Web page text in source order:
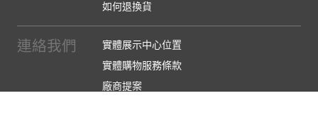
如何退換貨
連絡我們
實體展示中心位置
實體購物服務條款
廠商提案